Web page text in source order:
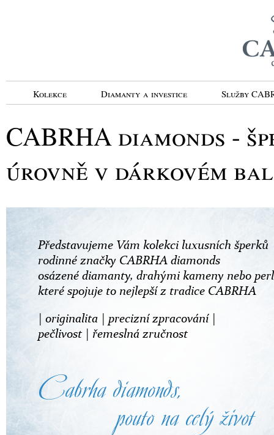
Kolekce Diamanty a investice Služby
CABRHA diamonds -
úrovně v dárkovém